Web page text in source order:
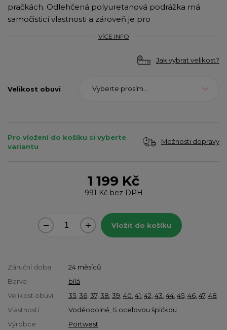
pračkách. Odlehčená polyuretanová podrážka má
samočisticí vlastnosti a zároveň je pro
VÍCE INFO
Jak vybrat velikost?
Velikost obuvi Vyberte prosím...
Pro vložení do košíku si vyberte
variantu
Možnosti dopravy
1 199 Kč
991 Kč bez DPH
Vložit do košíku
Záruční doba
24 měsíců
Barva
bílá
Velikost obuvi
35 36 37, 38 39 40 41 42 43 44 45 46 47, 48
Vlastnosti
Voděodolné, S ocelovou špičkou
Výrobce
Portwest